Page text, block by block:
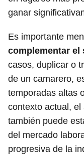
ganar
Es importante
complementar el
casos, duplicar o
de un camarero,
temporadas altas
contexto actual,
también puede
del mercado
progresiva de la